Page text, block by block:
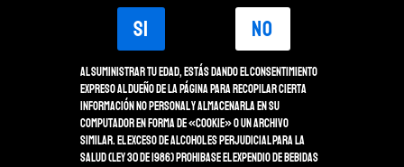
VINO DE COCINA TINTO
SECO GOURMET
SI NO
Al suministrar tu edad, estás dando el consentimiento
expreso al dueño de la página para recopilar cierta
información no personal y almacenarla en su
computador en forma de «Cookie» o un archivo
similar. El Exceso de alcohol es perjudicial para la
salud (Ley 30 de 1986) Prohibase el expendio de bebidas